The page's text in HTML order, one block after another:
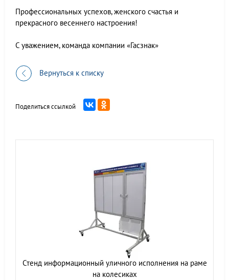
Профессиональных успехов, женского счастья и
прекрасного весеннего настроения!
С уважением, команда компании «Гасзнак»
Вернуться к списку
Поделиться ссылкой
Стенд информационный уличного исполнения на раме
на колесиках